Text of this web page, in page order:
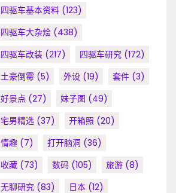
四驱车基本资料 (123)
四驱车大杂烩 (438)
四驱车改装 (217) 四驱车研究 (172)
土豪倒霉 (5) 外设 (19) 套件 (3)
好景点 (27) 妹子图 (49)
宅男精选 (37) 开箱照 (20)
情趣 (7) 打开脑洞 (36)
收藏 (73) 数码 (105) 旅游 (8)
无聊研究 (83) 日本 (12)